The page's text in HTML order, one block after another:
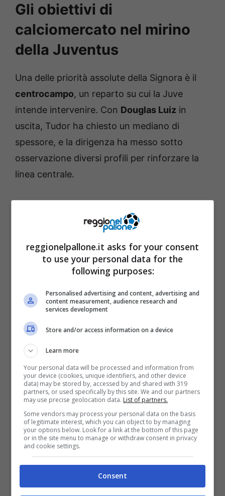
Gli obiettivi di
calciomercato nel mirino
della Juventus
Una delle priorità assolute della Signora è il
centrocampo, un reparto su cui la Juve
intende intervenire. Con Douglas Luiz in
uscita, Tudor ha chiesto un mediano di
spessore, e la dirigenza ha messo sotto
osservazione diversi profili per rinforzare la
linea centrale.
Tra i nomi in lizza per la mediana ci sono l’ex
Franck Kessié(attualmente all’Al-Ahly),
del Wolverhampton,
Florentino Luisdel Benfica,Sander Bergedel
Edersondell’Atalanta eYves
lista di mercato della Juventus però è sempre
Morten Hjulmand
danese è molto apprezzato da Tudor, ma
costa anche moltissimo:
euro.Comollisi sta muovendo per tentare di
abbassare le pretese economiche del club
portoghese, ma nel frattempo occhio anche
a un altro nome che piacerebbe sempre
molto allo stesso Tudor.
Nelle scorse ore infatti è tornato di moda
Sofyan Amrabat
centrocampista marocchino, 28 anni, è stato
reggionelpallone.it asks for your consent
to use your personal data for the
following purposes:
Personalised advertising and content, advertising and
content measurement, audience research and
services development
Store and/or access information on a device
Learn more
Your personal data will be processed and information from
your device (cookies, unique identifiers, and other device
data) may be stored by, accessed by and shared with 319
partners, or used specifically by this site. We and our partners
may use precise geolocation data. List of partners.
Some vendors may process your personal data on the basis
of legitimate interest, which you can object to by managing
your options below. Look for a link at the bottom of this page
or in the site menu to manage or withdraw consent in privacy
and cookie settings.
Consent